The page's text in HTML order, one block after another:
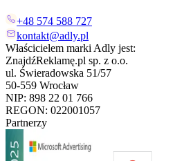
+48 574 588 727
kontakt@adly.pl
Właścicielem marki Adly jest:
ZnajdźReklamę.pl sp. z o.o.
ul. Świeradowska 51/57
50-559 Wrocław
NIP: 898 22 01 766
REGON: 022001057
Partnerzy